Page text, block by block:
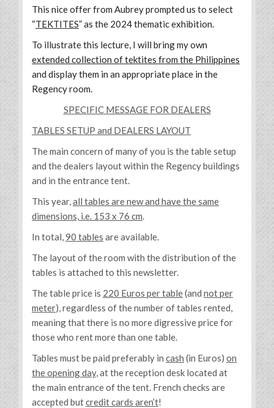
This nice offer from Aubrey prompted us to select
“TEKTITES” as the 2024 thematic exhibition.
To illustrate this lecture, I will bring my own
extended collection of tektites from the Philippines
and display them in an appropriate place in the
Regency room.
SPECIFIC MESSAGE FOR DEALERS
TABLES SETUP and DEALERS LAYOUT
The main concern of many of you is the table setup
and the dealers layout within the Regency buildings
and in the entrance tent.
This year, all tables are new and have the same
dimensions, i.e. 153 x 76 cm
In total, 90 tables are available.
The layout of the room with the distribution of the
tables is attached to this newsletter.
The table price is 220 Euros per table(and not per
meter), regardless of the number of tables rented,
meaning that there is no more digressive price for
those who rent more than one table.
Tables must be paid preferably in cash (in Euros) on
the opening day, at the reception desk located at
the main entrance of the tent. French checks are
accepted butcredit cards aren’t!